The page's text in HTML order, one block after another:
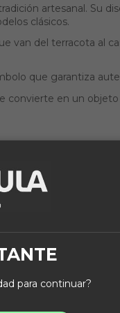
artesanal. Su
clásicos.
van del terracota al
que garantiza
en un
stock
para continuar?